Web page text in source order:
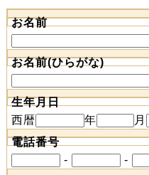
お名前
お名前(ひらがな)
生年月日
西暦
年 月
電話番号
-
-